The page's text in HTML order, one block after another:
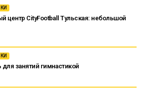
центр CityFootball Тульская: небольшой
для занятий гимнастикой